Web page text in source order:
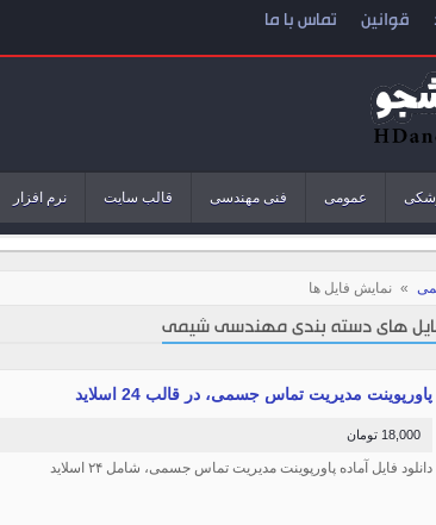
قوانین تماس با ما
عمومی فنی مهندسی قالب سایت نرم افزار
» نمایش فایل ها
های دسته بندی مهندسی شیمی
پاورپوینت مدیریت تماس جسمی، در قالب 24 اسلاید
18,000 تومان
دانلود فایل آماده پاورپوینت مدیریت تماس جسمی، شامل ۲۴ اسلاید